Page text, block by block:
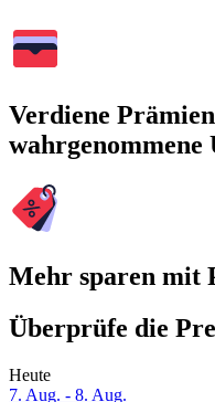
Verdiene
wahrgenommene
Mehr sparen mit
Überprüfe die
Heute
7. Aug. - 8. Aug.